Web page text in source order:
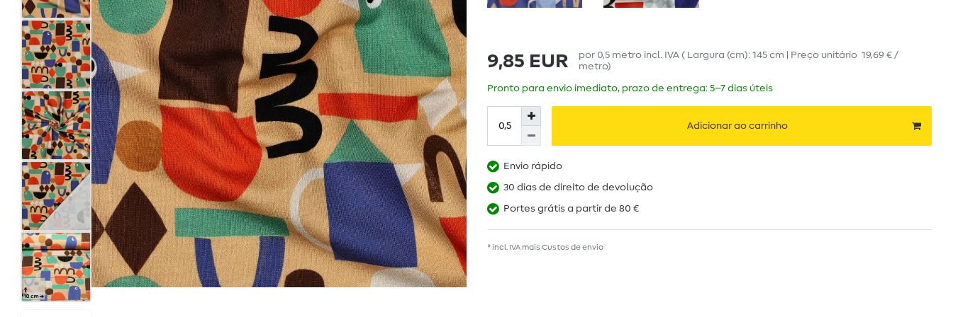
9,85 EUR por 0,5 metro incl. IVA ( Largura (cm): 145 cm | Preço unitário 19,69 € /
metro)
Pronto para envio imediato, prazo de entrega: 5–7 dias úteis
Adicionar ao carrinho
Envio rápido
30 dias de direito de devolução
Portes grátis a partir de 80 €
* incl. IVA mais Custos de envio